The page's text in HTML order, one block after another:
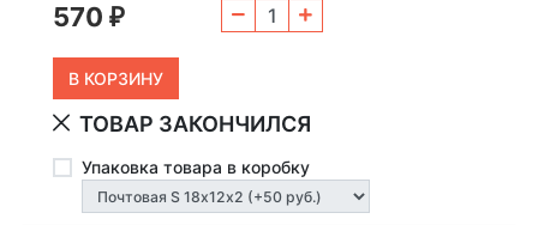
570 ₽
ТОВАР ЗАКОНЧИЛСЯ
Упаковка товара в коробку